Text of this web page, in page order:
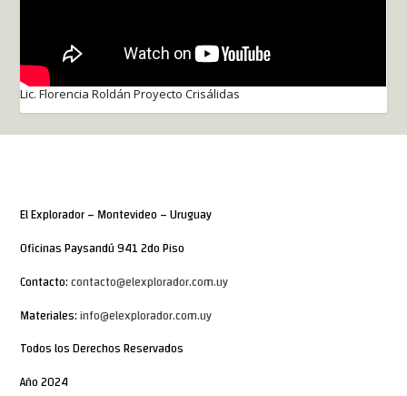
Lic. Florencia Roldán Proyecto Crisálidas
El Explorador – Montevideo – Uruguay
Oficinas Paysandú 941 2do Piso
Contacto:contacto@elexplorador.com.uy
Materiales:info@elexplorador.com.uy
Todos los Derechos Reservados
Año 2024